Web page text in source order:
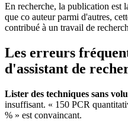
En recherche, la publication est
que co auteur parmi d'autres,
contribué à un travail de
Les erreurs
d'assistant de
Lister des techniques sans
insuffisant. « 150 PCR
% » est convaincant.